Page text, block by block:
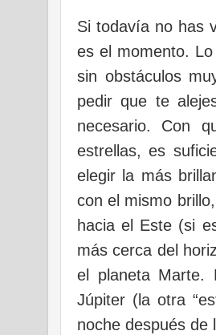
Si todavía no has
es el momento.
sin obstáculos
pedir que te
necesario. Con
estrellas, es
elegir la más
con el mismo
hacia el Este (si
más cerca del
el planeta
Júpiter (la otra
noche después de